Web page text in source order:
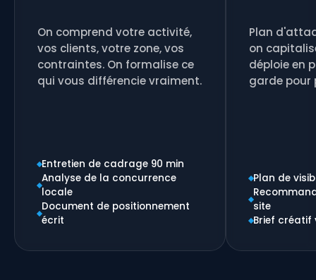
On comprend votre activité,
vos clients, votre zone, vos
contraintes. On formalise ce
qui vous différencie vraiment.
Entretien de cadrage 90 min
Analyse de la concurrence
locale
Document de positionnement
écrit
Plan
on
déploie en
garde pour
Plan de
site
Brief créatif